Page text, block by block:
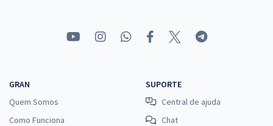
GRAN
Quem Somos
Como Funciona
SUPORTE
Central de ajuda
Chat